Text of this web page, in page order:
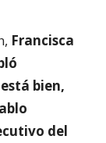
Francisca
bien,
del